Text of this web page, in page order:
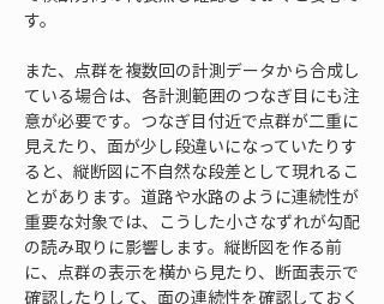
す。
また、点群を複数回の計測データから合成し
ている場合は、各計測範囲のつなぎ目にも注
意が必要です。つなぎ目付近で点群が二重に
見えたり、面が少し段違いになっていたりす
ると、縦断図に不自然な段差として現れるこ
とがあります。道路や水路のように連続性が
重要な対象では、こうした小さなずれが勾配
の読み取りに影響します。縦断図を作る前
に、点群の表示を横から見たり、断面表示で
確認したりして、面の連続性を確認しておく